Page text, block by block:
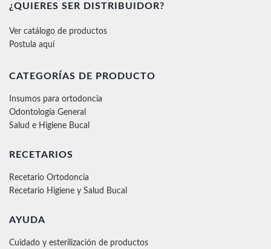
¿QUIERES SER DISTRIBUIDOR?
Ver catálogo de productos
Postula aquí
CATEGORÍAS DE PRODUCTO
Insumos para ortodoncia
Odontología General
Salud e Higiene Bucal
RECETARIOS
Recetario Ortodoncia
Recetario Higiene y Salud Bucal
AYUDA
Cuidado y esterilización de productos